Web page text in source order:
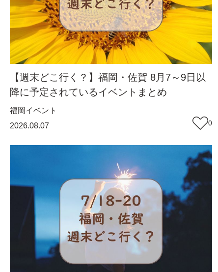
【週末どこ行く？】福岡・佐賀 8月7～9日以
降に予定されているイベントまとめ
福岡イベント
2026.08.07
0